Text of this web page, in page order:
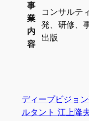
事
業
内
容
コンサルテ
発、研修、
出版
ディープビジョ
ルタント 江上隆